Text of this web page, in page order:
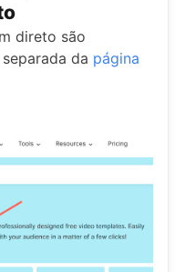
direto são
da página